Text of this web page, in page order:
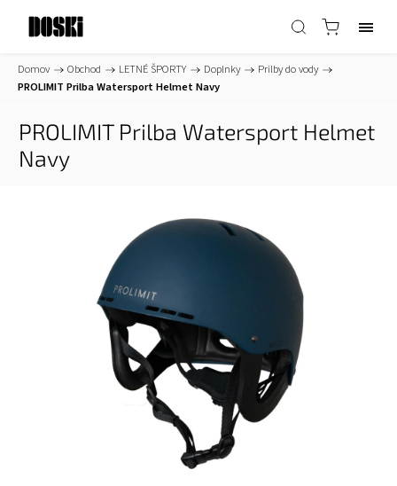
Domov / Obchod / LETNÉ ŠPORTY / Doplnky / Prilby do vody /
PROLIMIT Prilba Watersport Helmet Navy
PROLIMIT Prilba Watersport Helmet
Navy